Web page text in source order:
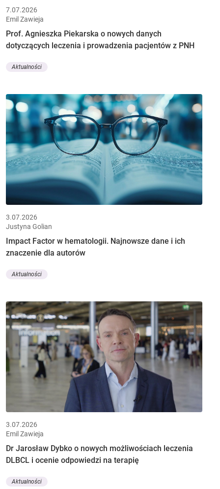
7.07.2026
Emil Zawieja
Prof. Agnieszka Piekarska o nowych danych
dotyczących leczenia i prowadzenia pacjentów z PNH
Aktualności
3.07.2026
Justyna Golian
Impact Factor w hematologii. Najnowsze dane i ich
znaczenie dla autorów
Aktualności
3.07.2026
Emil Zawieja
Dr Jarosław Dybko o nowych możliwościach leczenia
DLBCL i ocenie odpowiedzi na terapię
Aktualności